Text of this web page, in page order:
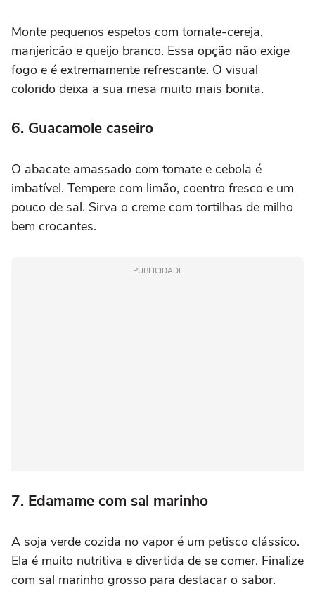
Monte pequenos espetos com tomate-cereja,
manjericão e queijo branco. Essa opção não exige
fogo e é extremamente refrescante. O visual
colorido deixa a sua mesa muito mais bonita.
6. Guacamole caseiro
O abacate amassado com tomate e cebola é
imbatível. Tempere com limão, coentro fresco e um
pouco de sal. Sirva o creme com tortilhas de milho
bem crocantes.
PUBLICIDADE
7. Edamame com sal marinho
A soja verde cozida no vapor é um petisco clássico.
Ela é muito nutritiva e divertida de se comer. Finalize
com sal marinho grosso para destacar o sabor.